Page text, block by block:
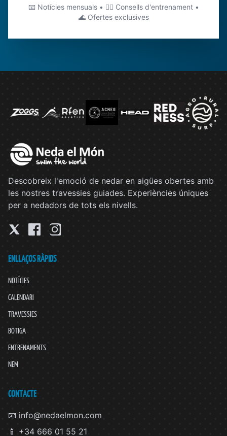
📧 Notícies mensuals • 🏊‍♂️ Consells d'entrenament •
🌊 Ofertes exclusives
Descobreix l'emoció de nedar en aigües obertes amb
les nostres travessies guiades. Experiències úniques
per a nedadors de tots els nivells.
ENLLAÇOS RÀPIDS
NOTÍCIES
CALENDARI
TRAVESSIES
BOTIGA
ENTRENAMENTS
NEM
CONTACTE
📧 info@nedaelmon.com
📱 +34 666 01 55 21